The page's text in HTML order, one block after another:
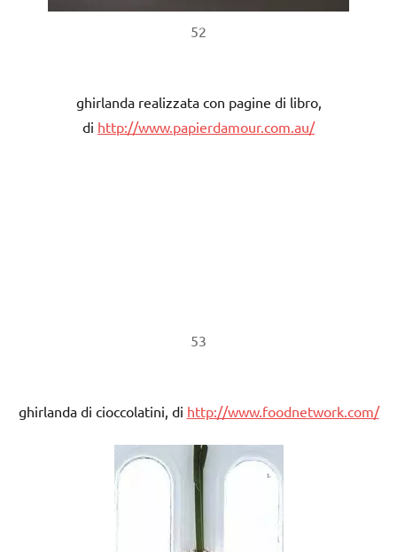
52
ghirlanda realizzata con pagine di libro,
di http://www.papierdamour.com.au/
53
ghirlanda di cioccolatini, di http://www.foodnetwork.com/